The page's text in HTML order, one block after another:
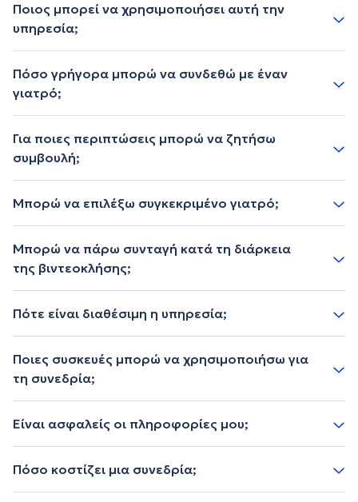
Ποιος μπορεί να χρησιμοποιήσει αυτή την
υπηρεσία;
Πόσο γρήγορα μπορώ να συνδεθώ με έναν
γιατρό;
Για ποιες περιπτώσεις μπορώ να ζητήσω
συμβουλή;
Μπορώ να επιλέξω συγκεκριμένο γιατρό;
Μπορώ να πάρω συνταγή κατά τη διάρκεια
της βιντεοκλήσης;
Πότε είναι διαθέσιμη η υπηρεσία;
Ποιες συσκευές μπορώ να χρησιμοποιήσω για
τη συνεδρία;
Είναι ασφαλείς οι πληροφορίες μου;
Πόσο κοστίζει μια συνεδρία;